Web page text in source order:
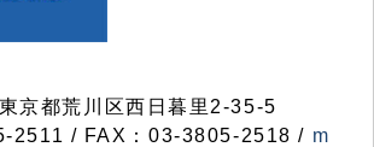
京都荒川区西日暮里2-35-5
2511 / FAX：03-3805-2518 / m